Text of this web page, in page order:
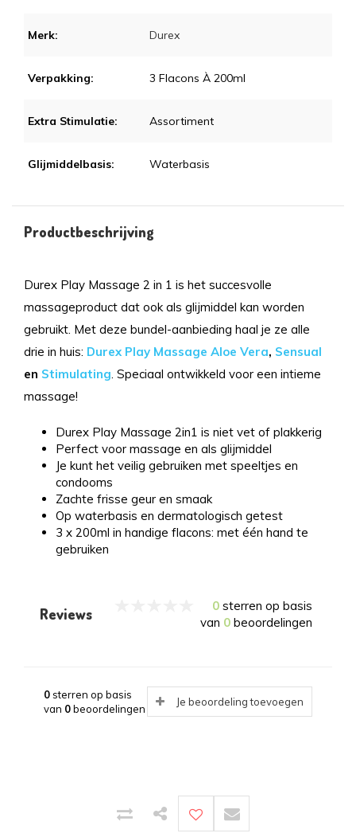
Merk: Durex
Verpakking: 3 Flacons À 200ml
Extra Stimulatie: Assortiment
Glijmiddelbasis: Waterbasis
Productbeschrijving
Durex Play Massage 2 in 1 is het succesvolle
massageproduct dat ook als glijmiddel kan worden
gebruikt. Met deze bundel-aanbieding haal je ze alle
drie in huis: Durex Play Massage Aloe Vera, Sensual
en Stimulating. Speciaal ontwikkeld voor een intieme
massage!
Durex Play Massage 2in1 is niet vet of plakkerig
Perfect voor massage en als glijmiddel
Je kunt het veilig gebruiken met speeltjes en
condooms
Zachte frisse geur en smaak
Op waterbasis en dermatologisch getest
3 x 200ml in handige flacons: met één hand te
gebruiken
Reviews 0 sterren op basis
van 0 beoordelingen
0sterren op basis
van 0beoordelingen
Je beoordeling toevoegen